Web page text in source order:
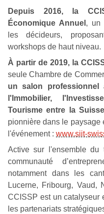
Depuis 2016, la
Économique Annuel , un
les décideurs,
workshops de haut niveau.
À partir de 2019, la
seule Chambre de
un salon professionnel
l'Immobilier,
Tourisme entre la
pionnière dans le paysage
l'événement : www.siit-
Active sur l'ensemble du
communauté
notamment dans les
Lucerne, Fribourg, Vaud,
CCISSP est un catalyseur
les partenariats